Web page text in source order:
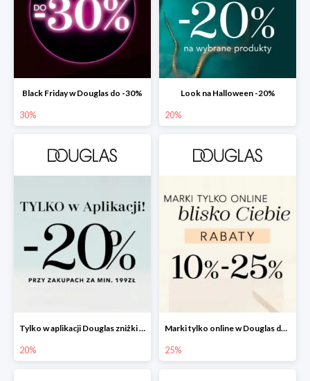
Black Friday w Douglas do -30%
30%
Look na Halloween -20%
20%
Tylko w aplikacji Douglas zniżki -20%
20%
Marki tylko online w Douglas do -25%
25%